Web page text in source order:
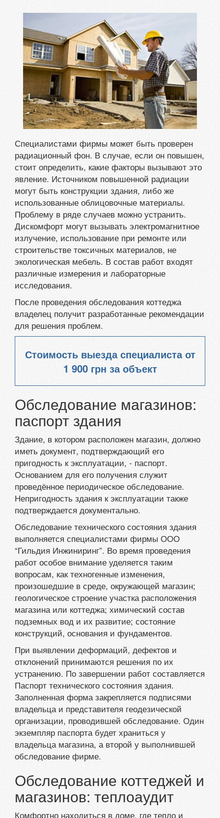
Специалистами фирмы может быть проверен
радиационный фон. В случае, если он повышен,
стоит определить, какие факторы вызывают это
явление. Источником повышенной радиации
могут быть конструкции здания, либо же
использованные облицовочные материалы.
Проблему в ряде случаев можно устранить.
Дискомфорт могут вызывать электромагнитное
излучение, использование при ремонте или
строительстве токсичных материалов, не
экологическая мебель. В состав работ входят
различные измерения и лабораторные
исследования.
После проведения обследования коттеджа
владелец получит разработанные рекомендации
для решения проблем.
Стоимость выезда специалиста от
1 900 грн за объект
Обследование магазинов:
паспорт здания
Здание, в котором расположен магазин, должно
иметь документ, подтверждающий его
пригодность к эксплуатации, - паспорт.
Основанием для его получения служит
проведённое периодическое обследование.
Непригодность здания к эксплуатации также
подтверждается документально.
Обследование технического состояния здания
выполняется специалистами фирмы ООО
“Гильдия Инжиниринг”. Во время проведения
работ особое внимание уделяется таким
вопросам, как техногенные изменения,
произошедшие в среде, окружающей магазин;
геологическое строение участка расположения
магазина или коттеджа; химический состав
подземных вод и их развитие; состояние
конструкций, основания и фундаментов.
При выявлении деформаций, дефектов и
отклонений принимаются решения по их
устранению. По завершении работ составляется
Паспорт технического состояния здания.
Заполненная форма закрепляется подписями
владельца и представителя геодезической
организации, проводившей обследование. Один
экземпляр паспорта будет храниться у
владельца магазина, а второй у выполнившей
обследование фирме.
Обследование коттеджей и
магазинов: теплоаудит
Комфортно находиться в доме, где тепло и